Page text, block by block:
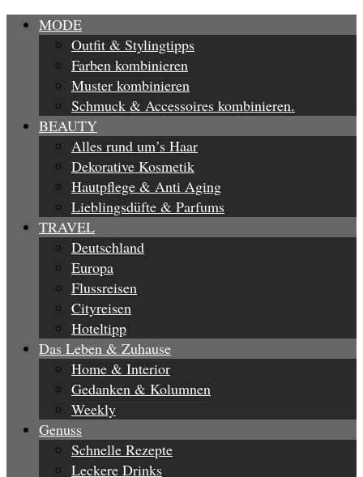
MODE
Outfit & Stylingtipps
Farben kombinieren
Muster kombinieren
Schmuck & Accessoires kombinieren.
BEAUTY
Alles rund um’s Haar
Dekorative Kosmetik
Hautpflege & Anti Aging
Lieblingsdüfte & Parfums
TRAVEL
Deutschland
Europa
Flussreisen
Cityreisen
Hoteltipp
Das Leben & Zuhause
Home & Interior
Gedanken & Kolumnen
Weekly
Genuss
Schnelle Rezepte
Leckere Drinks